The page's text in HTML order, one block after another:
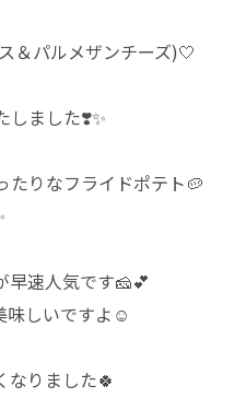
＆パルメザンチーズ)🤍
しました❣️✨️
たりなフライドポテト🥔
早速人気です🧀︎💕︎︎
味しいですよ☺️
なりました🍀